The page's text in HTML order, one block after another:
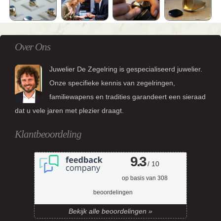
Over Ons
Juwelier De Zegelring is gespecialiseerd juwelier.
Onze specifieke kennis van zegelringen,
familiewapens en tradities garandeert een sieraad
dat u vele jaren met plezier draagt.
Klantbeoordeling
9.3/ 10
op basis van 308
beoordelingen
Bekijk alle beoordelingen »